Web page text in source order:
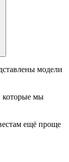
модели
которые мы
ещё проще